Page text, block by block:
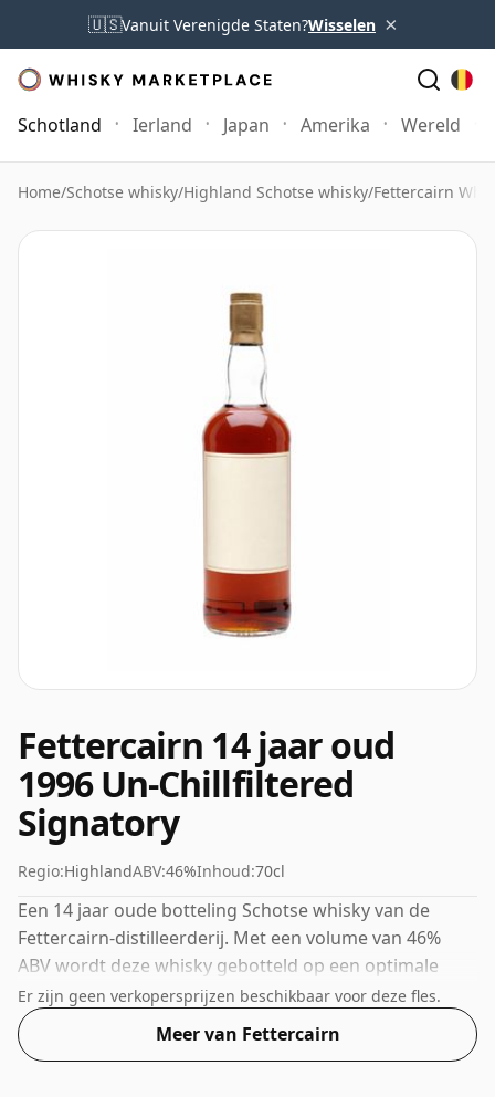
🇺🇸Vanuit Verenigde Staten?Wisselen ×
Schotland Ierland Japan Amerika Wereld
Home/Schotse whisky/Highland Schotse whisky/Fettercairn
Fettercairn 14 jaar oud
1996 Un-Chillfiltered
Signatory
Regio:HighlandABV:46%Inhoud:70cl
Een 14 jaar oude botteling Schotse whisky van de
Fettercairn-distilleerderij. Met een volume van 46%
ABV wordt deze whisky gebotteld op een optimale
drinksterkte. Puur of met een druppel water genoten.
Er zijn geen verkopersprijzen beschikbaar voor deze fles.
Meer van Fettercairn